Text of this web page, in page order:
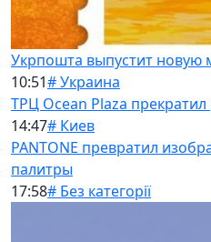
Укрпошта выпустит новую
10:51# Украина
ТРЦ Ocean Plaza прекратил
14:47# Киев
PANTONE превратил
палитры
17:58# Без категорії